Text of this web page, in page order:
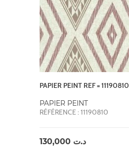
PAPIER PEINT REF = 11190810
PAPIER PEINT
RÉFÉRENCE : 11190810
د.ت